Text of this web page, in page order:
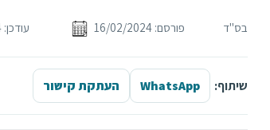
בס"ד פורסם: 16/02/2024 עודכן: 16/02/2024
שיתוף: WhatsApp העתקת קישור